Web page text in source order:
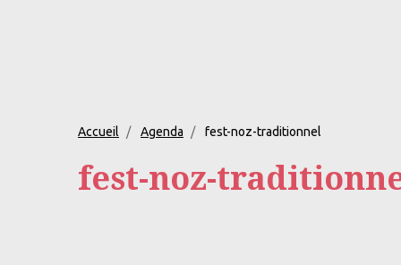
Accueil Agenda fest-noz-traditionnel
fest-noz-